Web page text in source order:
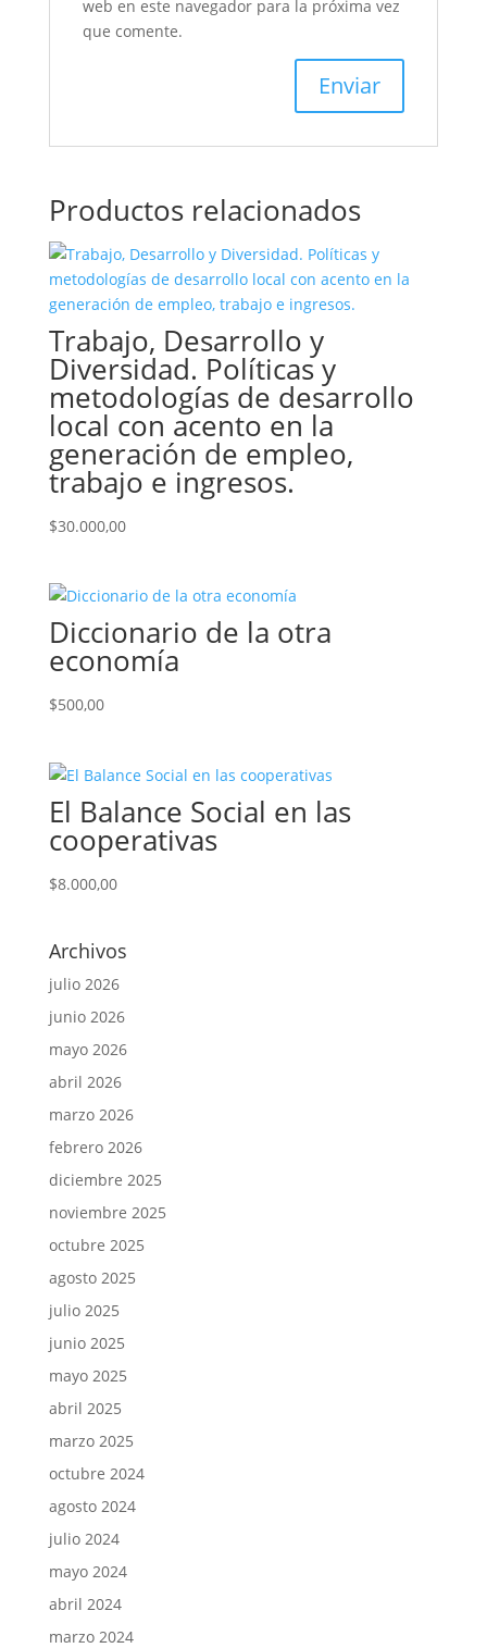
web en este navegador para la próxima vez
que comente.
Productos relacionados
Trabajo, Desarrollo y
Diversidad. Políticas y
metodologías de desarrollo
local con acento en la
generación de empleo,
trabajo e ingresos.
$30.000,00
Diccionario de la otra
economía
$500,00
El Balance Social en las
cooperativas
$8.000,00
Archivos
julio 2026
junio 2026
mayo 2026
abril 2026
marzo 2026
febrero 2026
diciembre 2025
noviembre 2025
octubre 2025
agosto 2025
julio 2025
junio 2025
mayo 2025
abril 2025
marzo 2025
octubre 2024
agosto 2024
julio 2024
mayo 2024
abril 2024
marzo 2024